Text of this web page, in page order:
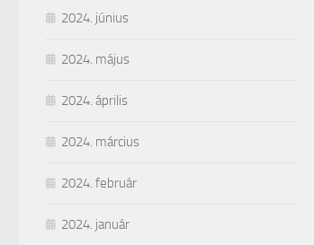
2024. június
2024. május
2024. április
2024. március
2024. február
2024. január